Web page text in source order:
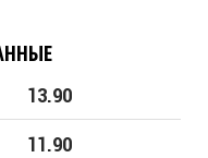
13.90
11.90